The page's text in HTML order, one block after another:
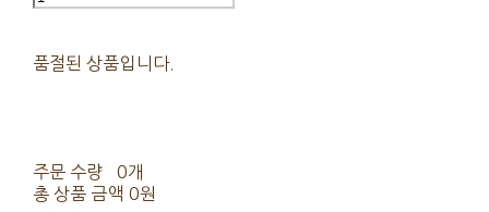
품절된 상품입니다.
주문 수량
0개
총 상품 금액 0원